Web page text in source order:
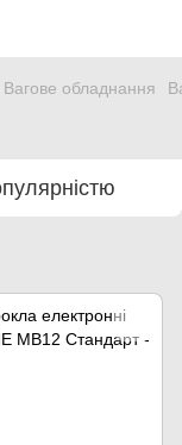
Вагове обладнання